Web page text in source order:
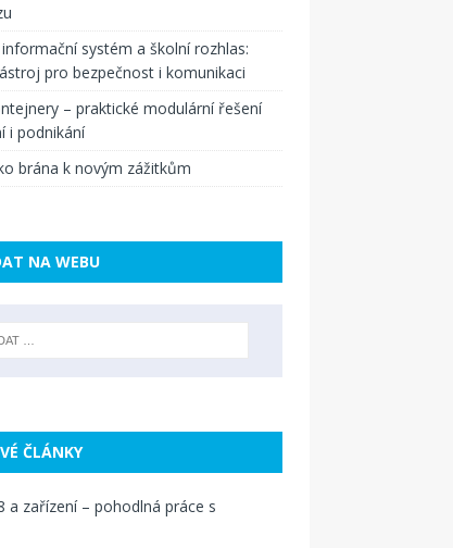
systém a školní rozhlas:
pro bezpečnost i komunikaci
– praktické modulární řešení
i podnikání
brána k novým zážitkům
NA WEBU
ČLÁNKY
a zařízení – pohodlná práce s